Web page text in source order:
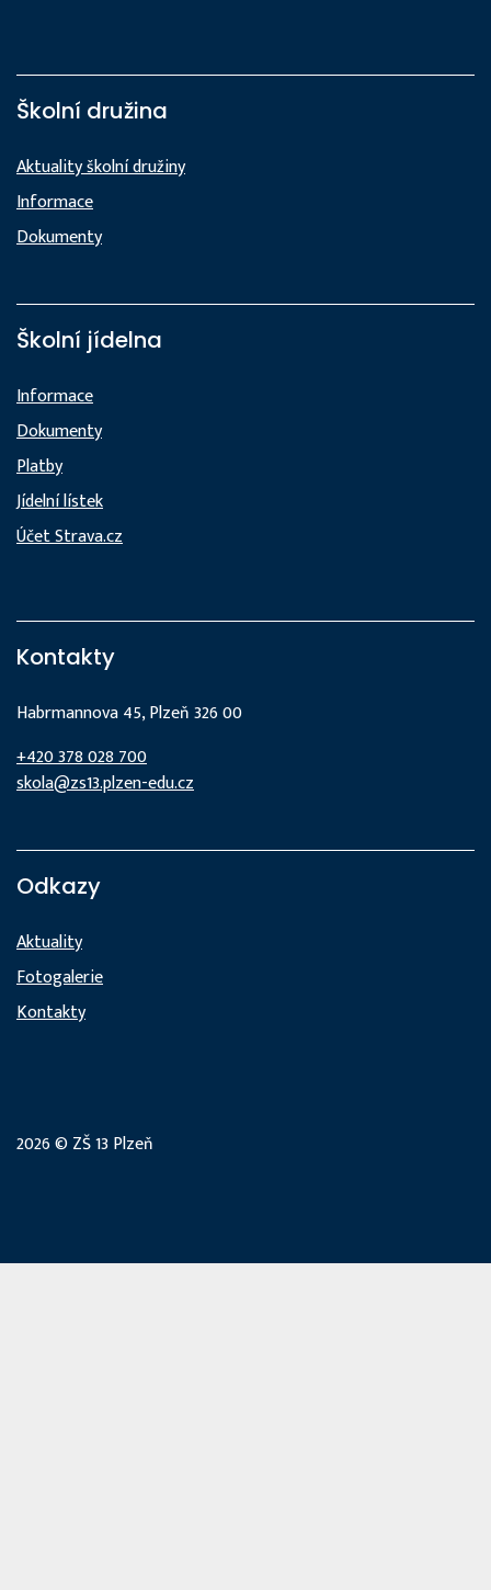
Školní družina
Aktuality školní družiny
Informace
Dokumenty
Školní jídelna
Informace
Dokumenty
Platby
Jídelní lístek
Účet Strava.cz
Kontakty
Habrmannova 45, Plzeň 326 00
+420 378 028 700
skola@zs13.plzen-edu.cz
Odkazy
Aktuality
Fotogalerie
Kontakty
2026 © ZŠ 13 Plzeň